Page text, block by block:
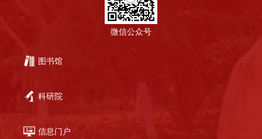
微信公众号
图书馆
科研院
信息门户